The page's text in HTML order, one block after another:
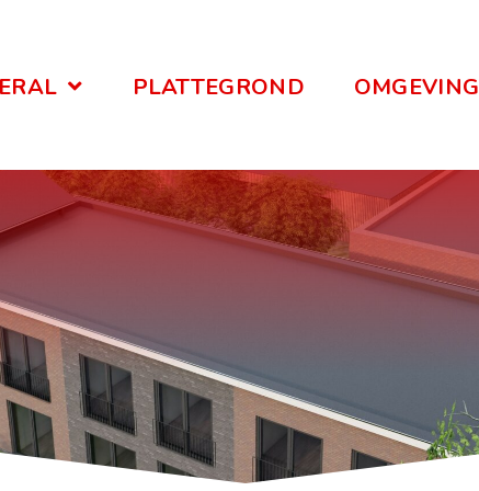
PLATTEGROND OMGEVING